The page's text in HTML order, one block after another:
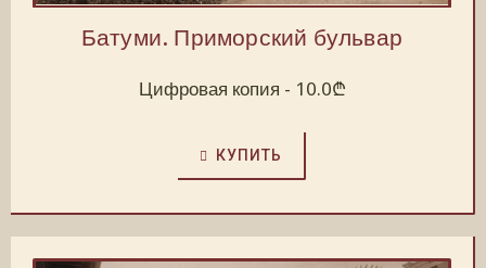
Батуми. Приморский бульвар
Цифровая копия - 10.0₾
КУПИТЬ